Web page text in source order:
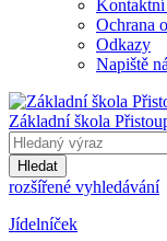
Ochrana
Odkazy
Napiště
Základní škola
Hledat
rozšířené vyhledávání
Jídelníček